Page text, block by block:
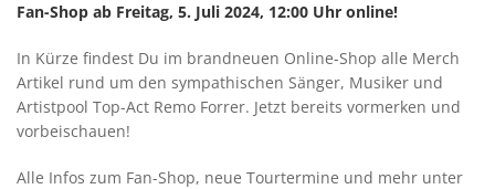
Fan-Shop ab Freitag, 5. Juli 2024, 12:00 Uhr online!
In Kürze findest Du im brandneuen Online-Shop alle Merch
Artikel rund um den sympathischen Sänger, Musiker und
Artistpool Top-Act Remo Forrer. Jetzt bereits vormerken und
vorbeischauen!
Alle Infos zum Fan-Shop, neue Tourtermine und mehr unter